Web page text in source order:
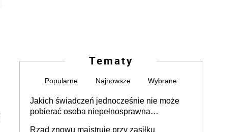
Tematy
Popularne Najnowsze Wybrane
Jakich świadczeń jednocześnie nie może
pobierać osoba niepełnosprawna
Rząd znowu majstruje przy zasiłku